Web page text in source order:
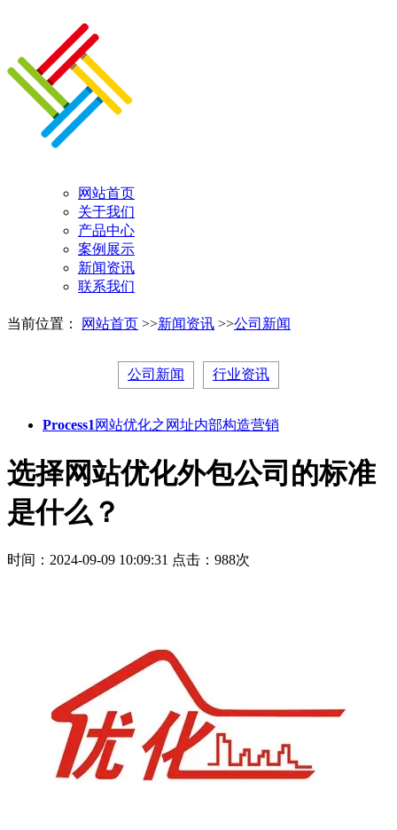
网站首页
关于我们
产品中心
案例展示
新闻资讯
联系我们
当前位置： 网站首页 >>新闻资讯 >>公司新闻
公司新闻 行业资讯
Process1 网站优化之网址内部构造营销
选择网站优化外包公司的标准
是什么？
时间：2024-09-09 10:09:31 点击：988次